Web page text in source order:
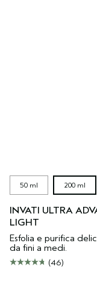
50 ml 200 ml
INVATI ULTRA
LIGHT
Esfolia e purifica
da fini a medi.
(46)